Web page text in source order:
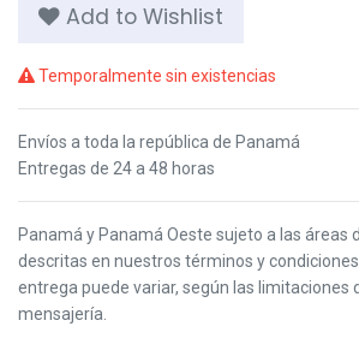
Add to Wishlist
Temporalmente sin existencias
Envíos a toda la república de Panamá
Entregas de 24 a 48 horas
Panamá y Panamá Oeste sujeto a las áreas
descritas en nuestros términos y
entrega puede variar, según las limitaciones
mensajería.